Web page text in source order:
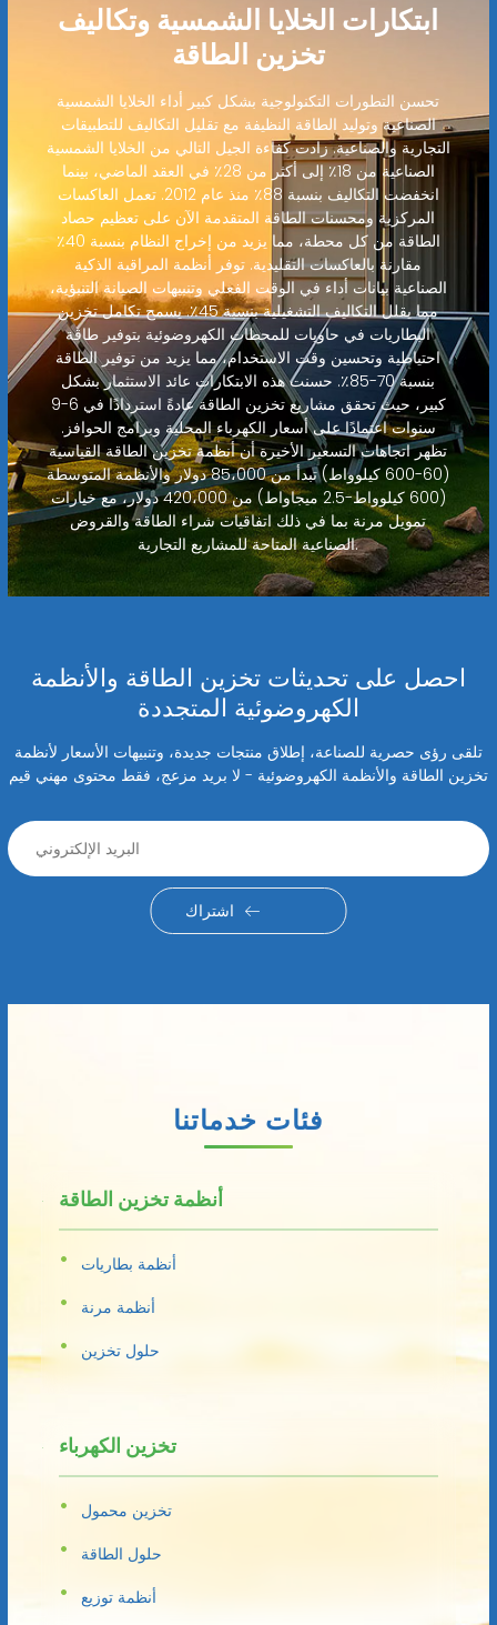
ابتكارات الخلايا الشمسية وتكاليف
تخزين الطاقة
تحسن التطورات التكنولوجية بشكل كبير أداء الخلايا الشمسية
الصناعية وتوليد الطاقة النظيفة مع تقليل التكاليف للتطبيقات
التجارية والصناعية. زادت كفاءة الجيل التالي من الخلايا الشمسية
الصناعية من 18٪ إلى أكثر من 28٪ في العقد الماضي، بينما
انخفضت التكاليف بنسبة 88٪ منذ عام 2012. تعمل العاكسات
المركزية ومحسنات الطاقة المتقدمة الآن على تعظيم حصاد
الطاقة من كل محطة، مما يزيد من إخراج النظام بنسبة 40٪
مقارنة بالعاكسات التقليدية. توفر أنظمة المراقبة الذكية
الصناعية بيانات أداء في الوقت الفعلي وتنبيهات الصيانة التنبؤية،
مما يقلل التكاليف التشغيلية بنسبة 45٪. يسمح تكامل تخزين
البطاريات في حاويات للمحطات الكهروضوئية بتوفير طاقة
احتياطية وتحسين وقت الاستخدام، مما يزيد من توفير الطاقة
بنسبة 70-85٪. حسنت هذه الابتكارات عائد الاستثمار بشكل
كبير، حيث تحقق مشاريع تخزين الطاقة عادةً استردادًا في 6-9
سنوات اعتمادًا على أسعار الكهرباء المحلية وبرامج الحوافز.
تظهر اتجاهات التسعير الأخيرة أن أنظمة تخزين الطاقة القياسية
(60-600 كيلوواط) تبدأ من 85،000 دولار والأنظمة المتوسطة
(600 كيلوواط-2.5 ميجاواط) من 420،000 دولار، مع خيارات
تمويل مرنة بما في ذلك اتفاقيات شراء الطاقة والقروض
الصناعية المتاحة للمشاريع التجارية.
احصل على تحديثات تخزين الطاقة والأنظمة
الكهروضوئية المتجددة
تلقى رؤى حصرية للصناعة، إطلاق منتجات جديدة، وتنبيهات الأسعار لأنظمة
تخزين الطاقة والأنظمة الكهروضوئية - لا بريد مزعج، فقط محتوى مهني قيم
اشتراك
فئات خدماتنا
أنظمة تخزين الطاقة
أنظمة بطاريات
أنظمة مرنة
حلول تخزين
تخزين الكهرباء
تخزين محمول
حلول الطاقة
أنظمة توزيع